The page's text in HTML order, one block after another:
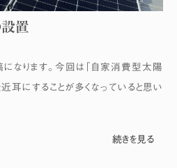
置
なります。今回は「自家消費型太陽
耳にすることが多くなっていると思い
続きを見る